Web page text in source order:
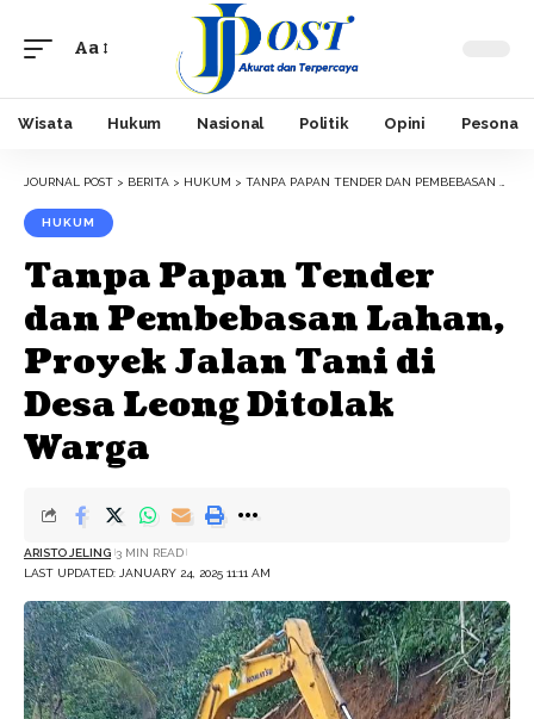
Font
Aa
Wisata Hukum Nasional Politik Opini Pesona
JOURNAL POST > BERITA > HUKUM > TANPA PAPAN TENDER DAN PEMBEBASAN LAHAN, PROYEK JALAN TANI DI DESA LEONG DITOLAK WARGA
HUKUM
Tanpa Papan Tender
dan Pembebasan Lahan,
Proyek Jalan Tani di
Desa Leong Ditolak
Warga
LAST UPDATED: JANUARY 24, 2025 11:11 AM
ARISTO JELING 3 MIN READ